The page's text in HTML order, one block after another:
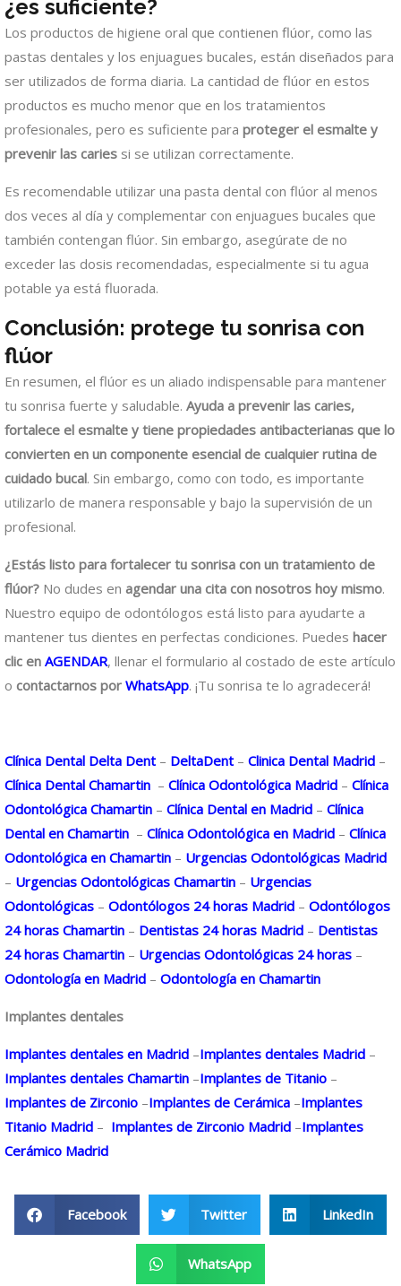
¿es suficiente?
Los productos de higiene oral que contienen flúor, como las
pastas dentales y los enjuagues bucales, están diseñados para
ser utilizados de forma diaria. La cantidad de flúor en estos
productos es mucho menor que en los tratamientos
profesionales, pero es suficiente para proteger el esmalte y
prevenir las caries si se utilizan correctamente.
Es recomendable utilizar una pasta dental con flúor al menos
dos veces al día y complementar con enjuagues bucales que
también contengan flúor. Sin embargo, asegúrate de no
exceder las dosis recomendadas, especialmente si tu agua
potable ya está fluorada.
Conclusión: protege tu sonrisa con
flúor
En resumen, el flúor es un aliado indispensable para mantener
tu sonrisa fuerte y saludable. Ayuda a prevenir las caries,
fortalece el esmalte y tiene propiedades antibacterianas que lo
convierten en un componente esencial de cualquier rutina de
cuidado bucal. Sin embargo, como con todo, es importante
utilizarlo de manera responsable y bajo la supervisión de un
profesional.
¿Estás listo para fortalecer tu sonrisa con un tratamiento de
flúor? No dudes en agendar una cita con nosotros hoy mismo.
Nuestro equipo de odontólogos está listo para ayudarte a
mantener tus dientes en perfectas condiciones. Puedes hacer
clic en AGENDAR, llenar el formulario al costado de este artículo
o contactarnos por WhatsApp. ¡Tu sonrisa te lo agradecerá!
Clínica Dental Delta Dent – DeltaDent – Clinica Dental Madrid –
Clínica Dental Chamartin – Clínica Odontológica Madrid – Clínica
Odontológica Chamartin – Clínica Dental en Madrid – Clínica
Dental en Chamartin – Clínica Odontológica en Madrid – Clínica
Odontológica en Chamartin – Urgencias Odontológicas Madrid
– Urgencias Odontológicas Chamartin – Urgencias
Odontológicas – Odontólogos 24 horas Madrid – Odontólogos
24 horas Chamartin – Dentistas 24 horas Madrid – Dentistas
24 horas Chamartin – Urgencias Odontológicas 24 horas –
Odontología en Madrid – Odontología en Chamartin
Implantes dentales
Implantes dentales en Madrid –Implantes dentales Madrid –
Implantes dentales Chamartin –Implantes de Titanio –
Implantes de Zirconio –Implantes de Cerámica –Implantes
Titanio Madrid – Implantes de Zirconio Madrid –Implantes
Cerámico Madrid
Facebook Twitter LinkedIn
WhatsApp